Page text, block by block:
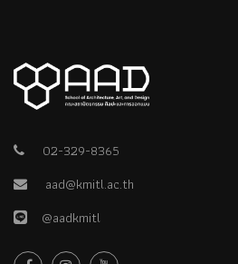
02-329-8365
aad@kmitl.ac.th
@aadkmitl